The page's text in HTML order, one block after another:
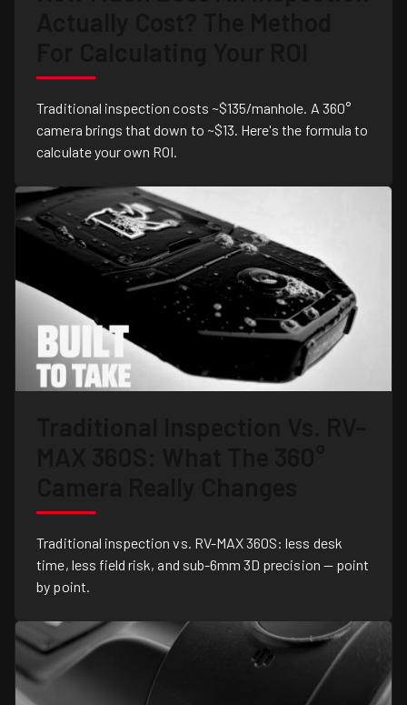
Traditional inspection costs ~$135/manhole. A 360°
camera brings that down to ~$13. Here's the formula to
calculate your own ROI.
Traditional inspection vs. RV-MAX 360S: less desk
time, less field risk, and sub-6mm 3D precision — point
by point.